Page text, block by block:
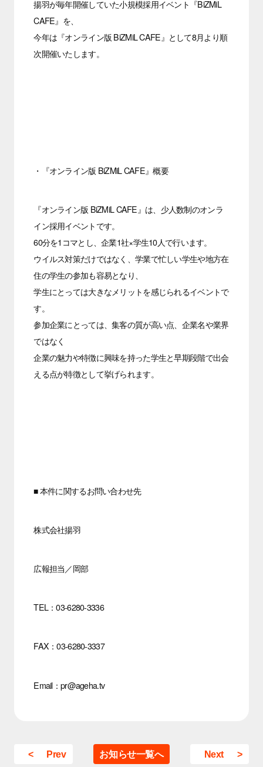
揚羽が毎年開催していた小規模採用イベント『BiZMiL
CAFE』を、
今年は『オンライン版 BiZMiL CAFE』として8月より順
次開催いたします。
・『オンライン版 BiZMiL CAFE』概要
『オンライン版 BiZMiL CAFE』は、少人数制のオンラ
イン採用イベントです。
60分を1コマとし、企業1社×学生10人で行います。
ウイルス対策だけではなく、学業で忙しい学生や地方在
住の学生の参加も容易となり、
学生にとっては大きなメリットを感じられるイベントで
す。
参加企業にとっては、集客の質が高い点、企業名や業界
ではなく
企業の魅力や特徴に興味を持った学生と早期段階で出会
える点が特徴として挙げられます。
■ 本件に関するお問い合わせ先
株式会社揚羽
広報担当／岡部
TEL：03-6280-3336
FAX：03-6280-3337
Email：pr@ageha.tv
Prev お知らせ一覧へ Next